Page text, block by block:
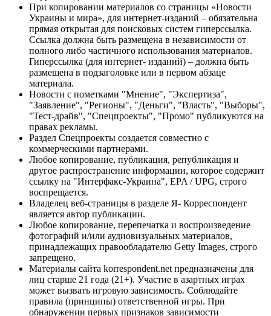
При копировании материалов со страницы «Новости
Украины и мира», для интернет-изданий – обязательна
прямая открытая для поисковых систем гиперссылка.
Ссылка должна быть размещена в независимости от
полного либо частичного использования материалов.
Гиперссылка (для интернет- изданий) – должна быть
размещена в подзаголовке или в первом абзаце
материала.
Новости с пометками "Мнение", "Экспертиза",
"Заявление", "Регионы", "Деньги", "Власть", "Выборы",
"Тест-драйв", "Спецпроекты", "Промо" публикуются на
правах рекламы.
Раздел Спецпроекты создается совместно с
коммерческими партнерами.
Любое копирование, публикация, републикация и
другое распространение информации, которое содержит
ссылку на "Интерфакс-Украина", EPA / UPG, строго
воспрещается.
Владелец веб-страницы в разделе Я- Корреспондент
является автор публикации.
Любое копирование, перепечатка и воспроизведение
фотографий и/или аудиовизуальных материалов,
принадлежащих правообладателю Getty Images, строго
запрещено.
Материалы сайта korrespondent.net предназначены для
лиц старше 21 года (21+). Участие в азартных играх
может вызвать игровую зависимость. Соблюдайте
правила (принципы) ответственной игры. При
обнаружении первых признаков зависимости